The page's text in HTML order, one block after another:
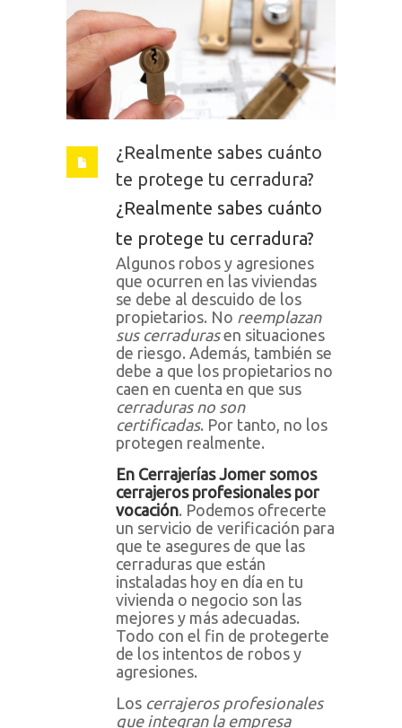
¿Realmente sabes cuánto
te protege tu cerradura?
¿Realmente sabes cuánto
te protege tu cerradura?
Algunos robos y agresiones
que ocurren en las viviendas
se debe al descuido de los
propietarios. No reemplazan
sus cerradurasen situaciones
de riesgo. Además, también se
debe a que los propietarios no
caen en cuenta en que sus
cerraduras no son
certificadas. Por tanto, no los
protegen realmente.
En Cerrajerías Jomer somos
cerrajeros profesionales por
vocación. Podemos ofrecerte
un servicio de verificación para
que te asegures de que las
cerraduras que están
instaladas hoy en día en tu
vivienda o negocio son las
mejores y más adecuadas.
Todo con el fin de protegerte
de los intentos de robos y
agresiones.
Los cerrajeros profesionales
que integran la empresa